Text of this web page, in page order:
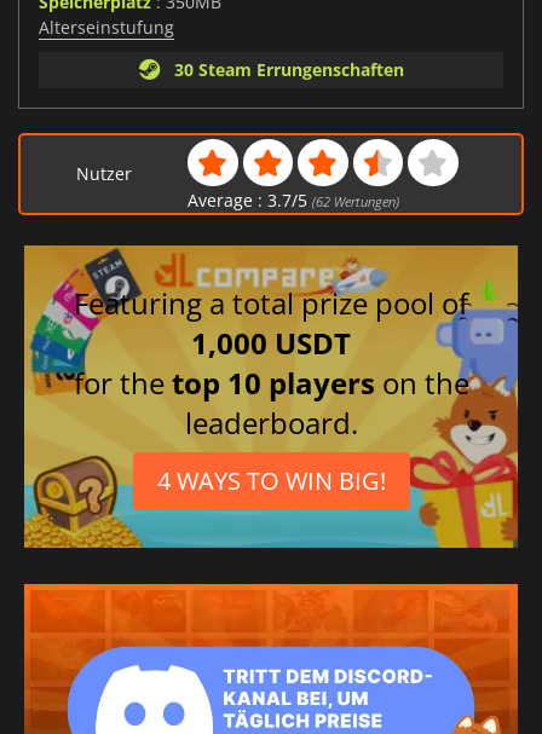
Alterseinstufung
30 Steam Errungenschaften
Nutzer
Average : 3.7/5 (62Wertungen)
Featuring a total prize pool of
1,000 USDT
for thetop 10 players on the
leaderboard.
4 WAYS TO WIN BIG!